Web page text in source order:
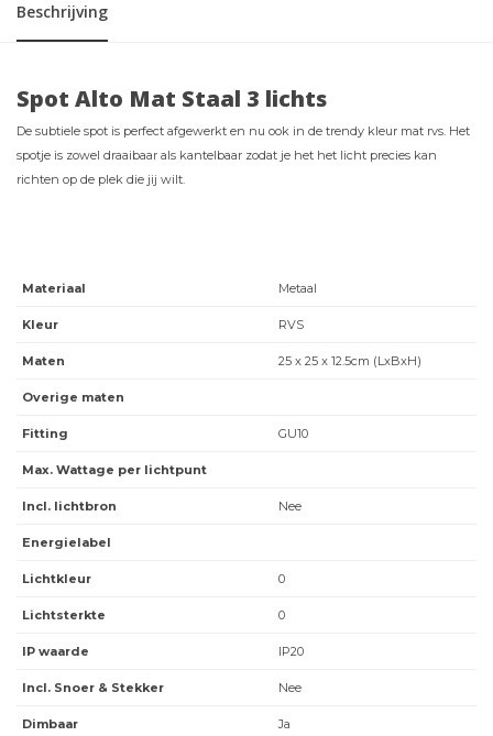
Beschrijving
Spot Alto Mat Staal 3 lichts
De subtiele spot is perfect afgewerkt en nu ook in de trendy kleur mat rvs. Het
spotje is zowel draaibaar als kantelbaar zodat je het het licht precies kan
richten op de plek die jij wilt.
Materiaal Metaal
Kleur RVS
Maten 25 x 25 x 12.5cm (LxBxH)
Overige maten
Fitting GU10
Max. Wattage per lichtpunt
Incl. lichtbron Nee
Energielabel
Lichtkleur 0
Lichtsterkte 0
IP waarde IP20
Incl. Snoer & Stekker Nee
Dimbaar Ja